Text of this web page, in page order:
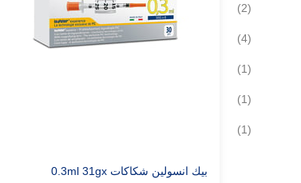
بيك انسولين شكاكات 0.3ml 31gx
2قطع
4قطع
1قطعة
1قطعة
1قطعة